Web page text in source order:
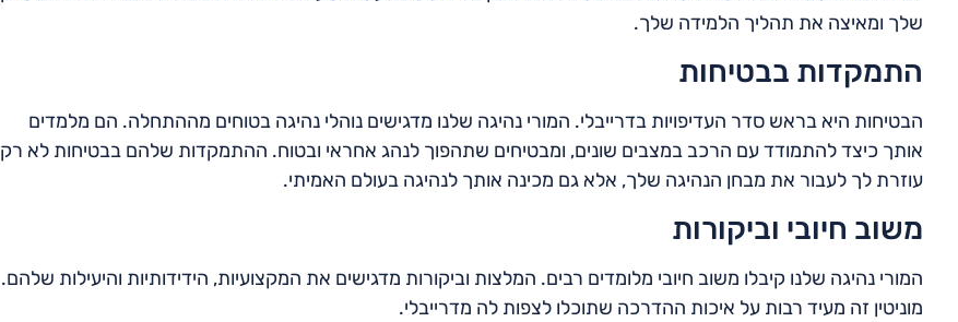
שלך ומאיצה את תהליך הלמידה שלך.
התמקדות בבטיחות
הבטיחות היא בראש סדר העדיפויות בדרייבלי. המורי נהיגה שלנו מדגישים נוהלי נהיגה בטוחים מההתחלה. הם מלמדים
אותך כיצד להתמודד עם הרכב במצבים שונים, ומבטיחים שתהפוך לנהג אחראי ובטוח. ההתמקדות שלהם בבטיחות לא רק
עוזרת לך לעבור את מבחן הנהיגה שלך, אלא גם מכינה אותך לנהיגה בעולם האמיתי.
משוב חיובי וביקורות
המורי נהיגה שלנו קיבלו משוב חיובי מלומדים רבים. המלצות וביקורות מדגישים את המקצועיות, הידידותיות והיעילות שלהם.
מוניטין זה מעיד רבות על איכות ההדרכה שתוכלו לצפות לה מדרייבלי.